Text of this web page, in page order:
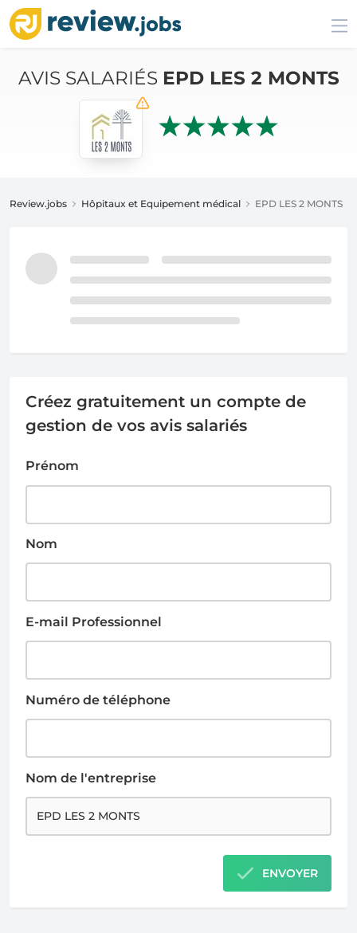
AVIS SALARIÉS EPD LES 2 MONTS
Review.jobs Hôpitaux et Equipement médical EPD LES 2 MONTS
Créez gratuitement un compte de
gestion de vos avis salariés
Prénom
Nom
E-mail Professionnel
Numéro de téléphone
Nom de l'entreprise
ENVOYER